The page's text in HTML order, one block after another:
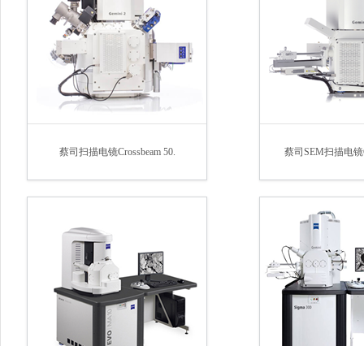
蔡司扫描电镜Crossbeam 50. 蔡司SEM扫描电